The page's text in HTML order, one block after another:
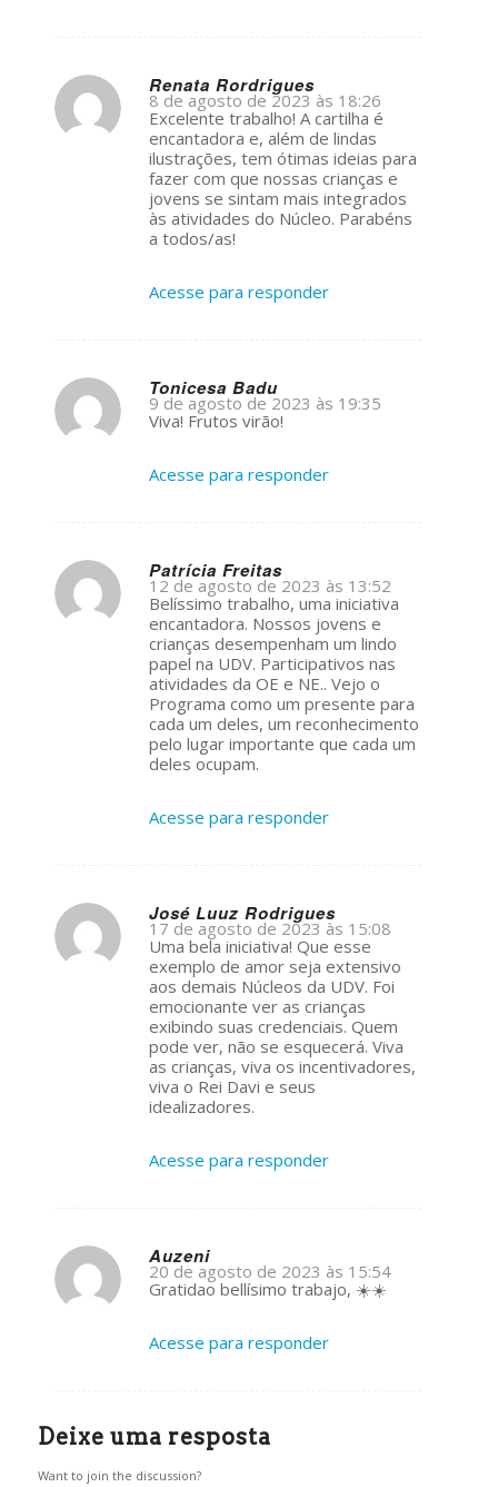
Renata Rordrigues
s
ays:
8 de agosto de 2023 às 18:26
Excelente trabalho! A cartilha é
encantadora e, além de lindas
ilustrações, tem ótimas ideias para
fazer com que nossas crianças e
jovens se sintam mais integrados
às atividades do Núcleo. Parabéns
a todos/as!
Acesse para responder
Tonicesa Badu
s
ays:
9 de agosto de 2023 às 19:35
Viva! Frutos virão!
Acesse para responder
Patrícia Freitas
s
ays:
12 de agosto de 2023 às 13:52
Belíssimo trabalho, uma iniciativa
encantadora. Nossos jovens e
crianças desempenham um lindo
papel na UDV. Participativos nas
atividades da OE e NE.. Vejo o
Programa como um presente para
cada um deles, um reconhecimento
pelo lugar importante que cada um
deles ocupam.
Acesse para responder
José Luuz Rodrigues
s
ays:
17 de agosto de 2023 às 15:08
Uma bela iniciativa! Que esse
exemplo de amor seja extensivo
aos demais Núcleos da UDV. Foi
emocionante ver as crianças
exibindo suas credenciais. Quem
pode ver, não se esquecerá. Viva
as crianças, viva os incentivadores,
viva o Rei Davi e seus
idealizadores.
Acesse para responder
Auzeni
s
ays:
20 de agosto de 2023 às 15:54
Gratidao bellísimo trabajo, ☀️☀️
Acesse para responder
Deixe uma resposta
Want to join the discussion?